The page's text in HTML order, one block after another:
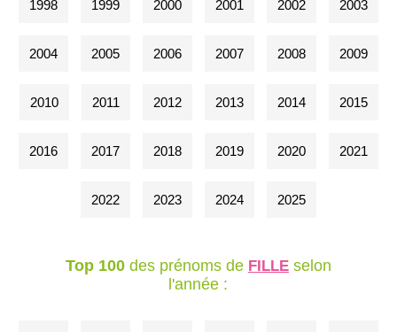
1998 1999 2000 2001 2002 2003
2004 2005 2006 2007 2008 2009
2010 2011 2012 2013 2014 2015
2016 2017 2018 2019 2020 2021
2022 2023 2024 2025
Top 100des prénoms de FILLEselon
l'année :